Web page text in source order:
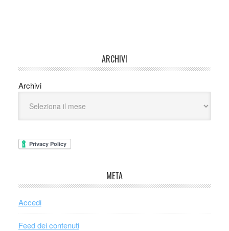
ARCHIVI
Archivi
META
Accedi
Feed dei contenuti